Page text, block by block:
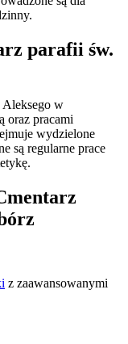
parafii św.
Aleksego w
oraz pracami
wydzielone
są regularne prace
z zaawansowanymi